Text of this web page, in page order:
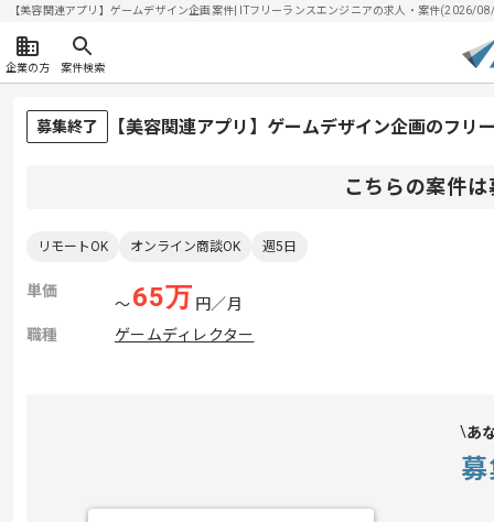
【美容関連アプリ】ゲームデザイン企画案件| ITフリーランスエンジニアの求人・案件(2026/
企業の方 案件検索
募集終了 【美容関連アプリ】ゲームデザイン企画のフリ
こちらの案件
リモートOK オンライン商談OK 週5日
単価
〜65万 円／月
職種
ゲームディレクター
あ